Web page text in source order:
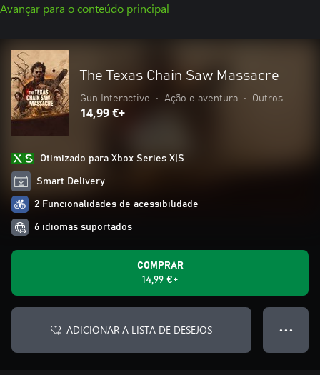
Avançar para o conteúdo principal
The Texas Chain Saw Massacre
Gun Interactive • Ação e aventura • Outros
14,99 €+
Otimizado para Xbox Series X|S
Smart Delivery
2 Funcionalidades de acessibilidade
6 idiomas suportados
COMPRAR
14,99 €+
ADICIONAR A LISTA DE DESEJOS ● ● ●